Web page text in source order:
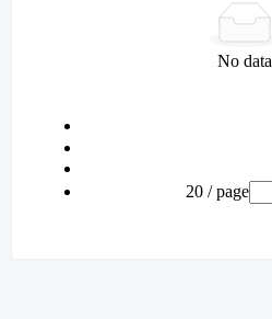
No data
20 / page